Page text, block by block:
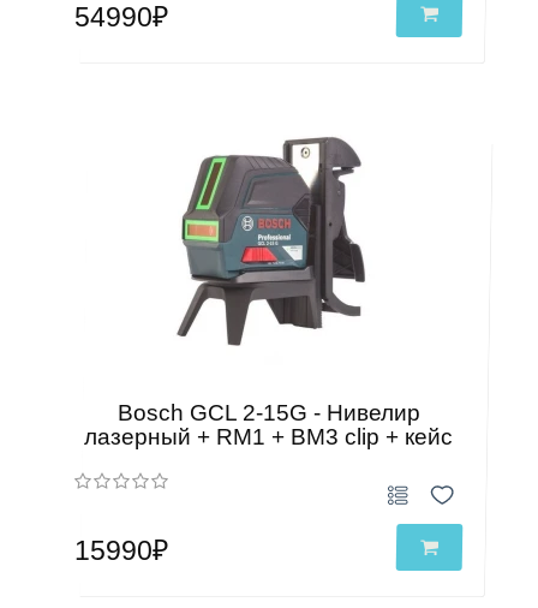
54990₽
Bosch GCL 2-15G - Нивелир
лазерный + RM1 + BM3 clip + кейс
15990₽